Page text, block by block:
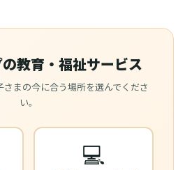
教育・福祉サービス
まの今に合う場所を選んでくださ
い。
💻